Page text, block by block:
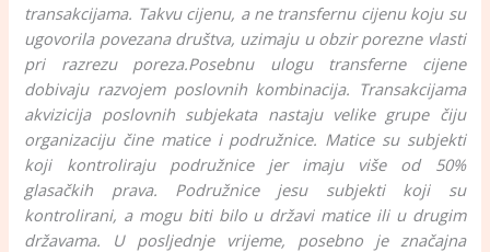
transakcijama. Takvu cijenu, a ne transfernu cijenu koju su
ugovorila povezana društva, uzimaju u obzir porezne vlasti
pri razrezu poreza.Posebnu ulogu transferne cijene
dobivaju razvojem poslovnih kombinacija. Transakcijama
akvizicija poslovnih subjekata nastaju velike grupe čiju
organizaciju čine matice i podružnice. Matice su subjekti
koji kontroliraju podružnice jer imaju više od 50%
glasačkih prava. Podružnice jesu subjekti koji su
kontrolirani, a mogu biti bilo u državi matice ili u drugim
državama. U posljednje vrijeme, posebno je značajna